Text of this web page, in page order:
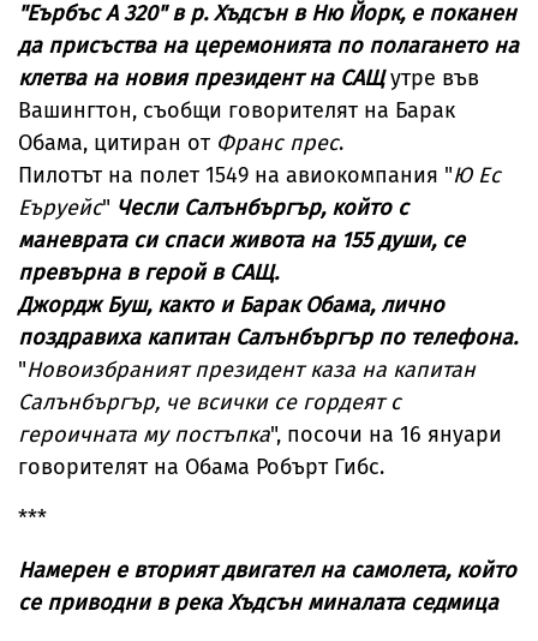
"Еърбъс А 320" в р. Хъдсън в Ню Йорк, е поканен
да присъства на церемонията по полагането на
клетва на новия президент на САЩутре във
Вашингтон, съобщи говорителят на Барак
Обама, цитиран от Франс прес.
Пилотът на полет 1549 на авиокомпания "Ю Ес
Еъруейс" Чесли Салънбъргър, който с
маневрата си спаси живота на 155 души, се
превърна в герой в САЩ.
Джордж Буш, както и Барак Обама, лично
поздравиха капитан Салънбъргър по телефона.
"Новоизбраният президент каза на капитан
Салънбъргър, че всички се гордеят с
героичната му постъпка", посочи на 16 януари
говорителят на Обама Робърт Гибс.
***
Намерен е вторият двигател на самолета, който
се приводни в река Хъдсън миналата седмица